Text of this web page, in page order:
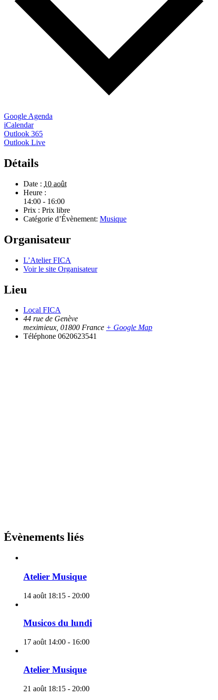
Google Agenda
iCalendar
Outlook 365
Outlook Live
Détails
Date : 10 août
Heure :
14:00 - 16:00
Prix : Prix libre
Catégorie d’Évènement: Musique
Organisateur
L’Atelier FICA
Voir le site Organisateur
Lieu
Local FICA
44 rue de Genève
meximieux, 01800 France + Google Map
Téléphone 0620623541
Évènements liés
Atelier Musique
14 août 18:15 - 20:00
Musicos du lundi
17 août 14:00 - 16:00
Atelier Musique
21 août 18:15 - 20:00